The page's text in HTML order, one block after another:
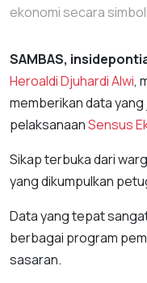
ekonomi secara
SAMBAS,
Heroaldi Djuhardi Alwi,
memberikan data
pelaksanaanSensus
Sikap terbuka dari
yang dikumpulkan
Data yang tepat
berbagai program
sasaran.